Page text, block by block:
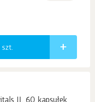
szt.